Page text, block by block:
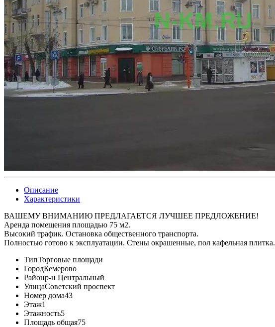
Описание
Характеристики
ВАШЕМУ ВНИМАНИЮ ПРЕДЛАГАЕТСЯ ЛУЧШЕЕ ПРЕДЛОЖЕНИЕ!
Аренда помещения площадью 75 м2.
Высокий трафик. Остановка общественного транспорта.
Полностью готово к эксплуатации. Стены окрашенные, пол кафельная плитка.
ТипТорговые площади
ГородКемерово
Районр-н Центральный
УлицаСоветский проспект
Номер дома43
Этаж1
Этажность5
Площадь общая75